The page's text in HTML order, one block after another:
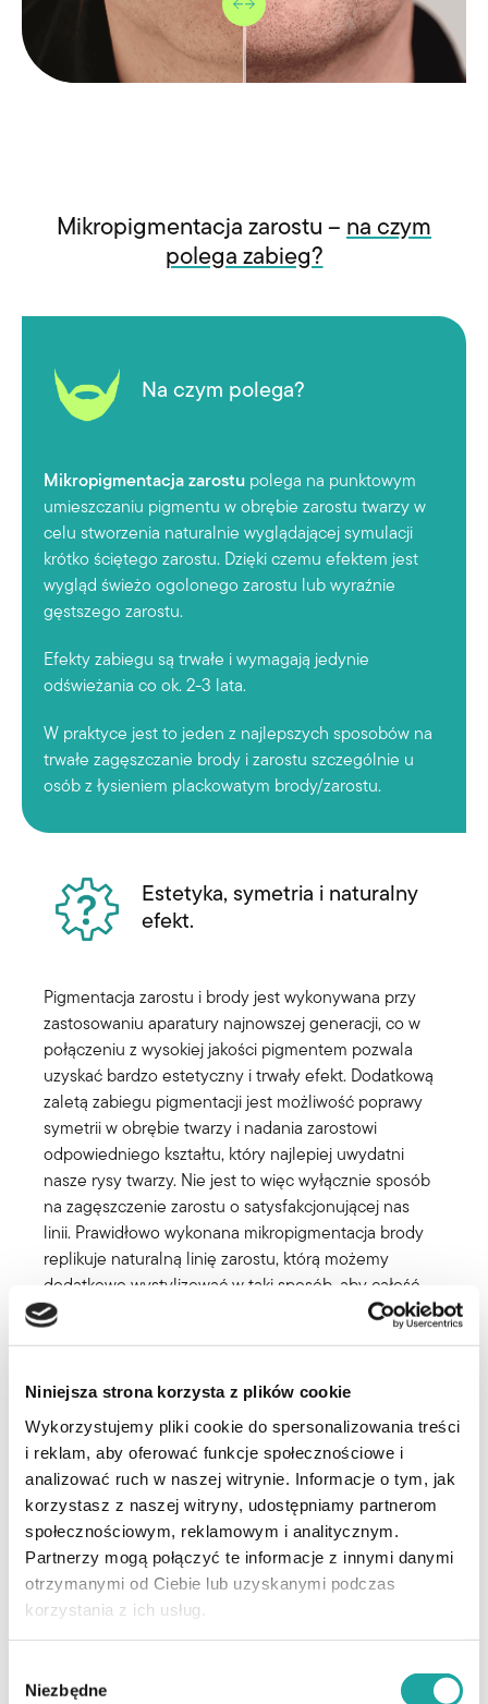
Niniejsza strona korzysta z plików cookie
Wykorzystujemy pliki cookie do spersonalizowania treści
i reklam, aby oferować funkcje społecznościowe i
analizować ruch w naszej witrynie. Informacje o tym, jak
korzystasz z naszej witryny, udostępniamy partnerom
społecznościowym, reklamowym i analitycznym.
Partnerzy mogą połączyć te informacje z innymi danymi
otrzymanymi od Ciebie lub uzyskanymi podczas
korzystania z ich usług.
zgody
Niezbędne
Mikropigmentacja zarostu – na czym
polega zabieg?
Na czym polega?
Mikropigmentacja zarostu polega na punktowym
umieszczaniu pigmentu w obrębie zarostu twarzy w
celu stworzenia naturalnie wyglądającej symulacji
krótko ściętego zarostu. Dzięki czemu efektem jest
wygląd świeżo ogolonego zarostu lub wyraźnie
gęstszego zarostu.
Efekty zabiegu są trwałe i wymagają jedynie
odświeżania co ok. 2-3 lata.
W praktyce jest to jeden z najlepszych sposobów na
trwałe zagęszczanie brody i zarostu szczególnie u
osób z łysieniem plackowatym brody/zarostu.
Estetyka, symetria i naturalny
efekt.
Pigmentacja zarostu i brody jest wykonywana przy
zastosowaniu aparatury najnowszej generacji, co w
połączeniu z wysokiej jakości pigmentem pozwala
uzyskać bardzo estetyczny i trwały efekt. Dodatkową
zaletą zabiegu pigmentacji jest możliwość poprawy
symetrii w obrębie twarzy i nadania zarostowi
odpowiedniego kształtu, który najlepiej uwydatni
nasze rysy twarzy. Nie jest to więc wyłącznie sposób
na zagęszczenie zarostu o satysfakcjonującej nas
linii. Prawidłowo wykonana mikropigmentacja brody
replikuje naturalną linię zarostu, którą możemy
dodatkowo wystylizować w taki sposób, aby całość
sprawiała wrażenie zadbanego jednodniowego
stosowania specjalistycznych preparatów
zabezpieczających efekt pigmentacji przed
czynnikami zewnętrznymi.